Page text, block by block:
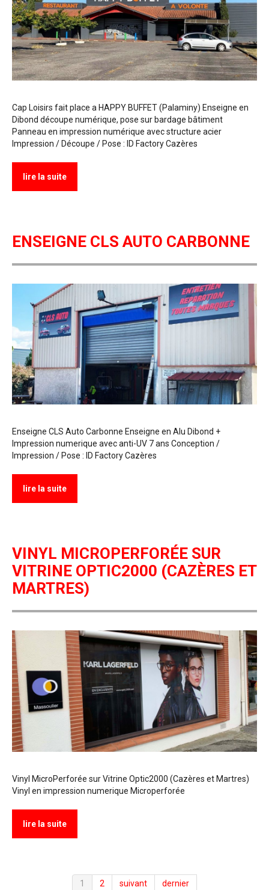
Cap Loisirs fait place a HAPPY BUFFET (Palaminy) Enseigne en
Dibond découpe numérique, pose sur bardage bâtiment
Panneau en impression numérique avec structure acier
Impression / Découpe / Pose : ID Factory Cazères
lire la suite
ENSEIGNE CLS AUTO CARBONNE
Enseigne CLS Auto Carbonne Enseigne en Alu Dibond +
Impression numerique avec anti-UV 7 ans Conception /
Impression / Pose : ID Factory Cazères
lire la suite
VINYL MICROPERFORÉE SUR
VITRINE OPTIC2000 (CAZÈRES ET
MARTRES)
Vinyl MicroPerforée sur Vitrine Optic2000 (Cazères et Martres)
Vinyl en impression numerique Microperforée
lire la suite
1 2 suivant dernier